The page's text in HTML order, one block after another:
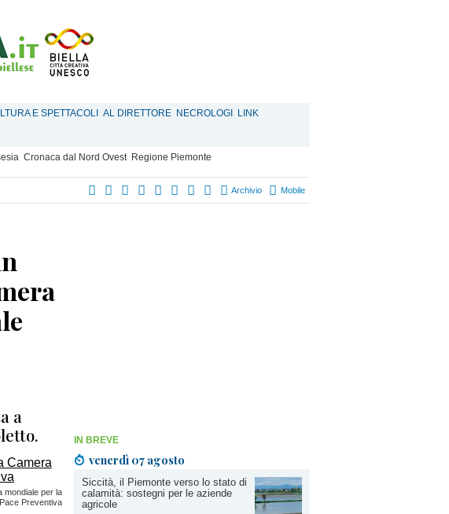
E SPETTACOLI AL DIRETTORE NECROLOGI
LINK
Cronaca dal Nord Ovest Regione Piemonte
Archivio Mobile
IN BREVE
venerdì 07 agosto
Siccità, il Piemonte verso lo stato di
calamità: sostegni per le aziende
agricole
a
mondiale per la
Pace Preventiva